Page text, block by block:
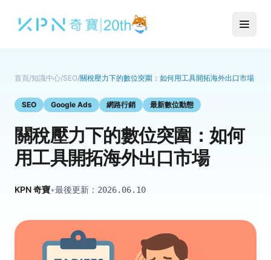
首頁/知識中心/SEO/關稅壓力下的數位突圍：如何用工具開拓海外出口市場
SEO Google Ads 網路行銷 最新數位動態
關稅壓力下的數位突圍：如何
用工具開拓海外出口市場
KPN 奇寶•最後更新： 2026.06.10